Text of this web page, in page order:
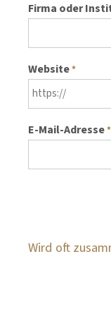
Firma oder
Website*
E-Mail-Adresse*
Wird oft